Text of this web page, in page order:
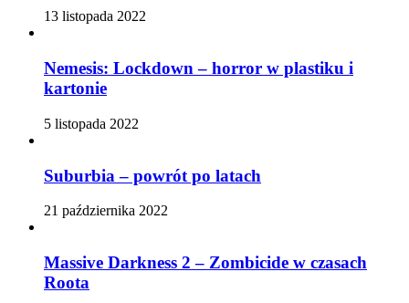
13 listopada 2022
Nemesis: Lockdown – horror w plastiku i
kartonie
5 listopada 2022
Suburbia – powrót po latach
21 października 2022
Massive Darkness 2 – Zombicide w czasach
Roota